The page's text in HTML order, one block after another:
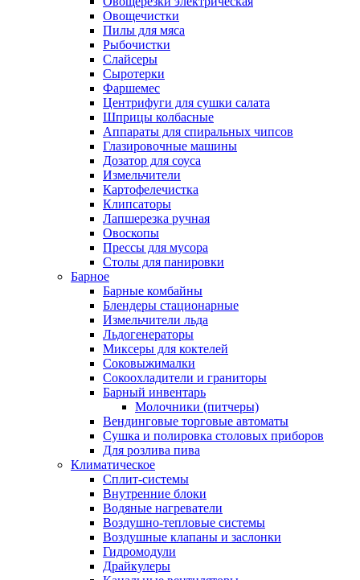
Овощечистки
Пилы для мяса
Рыбочистки
Слайсеры
Сыротерки
Фаршемес
Центрифуги для сушки салата
Шприцы колбасные
Аппараты для спиральных чипсов
Глазировочные машины
Дозатор для соуса
Измельчители
Картофелечистка
Клипсаторы
Лапшерезка ручная
Овоскопы
Прессы для мусора
Столы для панировки
Барное
Барные комбайны
Блендеры стационарные
Измельчители льда
Льдогенераторы
Миксеры для коктелей
Соковыжималки
Сокоохладители и граниторы
Барный инвентарь
Молочники (питчеры)
Вендинговые торговые автоматы
Сушка и полировка столовых приборов
Для розлива пива
Климатическое
Сплит-системы
Внутренние блоки
Водяные нагреватели
Воздушно-тепловые системы
Воздушные клапаны и заслонки
Гидромодули
Драйкулеры